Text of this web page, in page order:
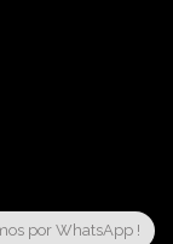
por WhatsApp !